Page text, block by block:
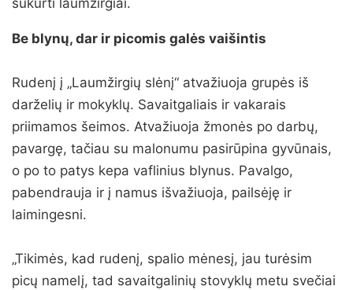
sukurti laumžirgiai.
Be blynų, dar ir picomis galės vaišintis
Rudenį į „Laumžirgių slėnį“ atvažiuoja grupės iš
darželių ir mokyklų. Savaitgaliais ir vakarais
priimamos šeimos. Atvažiuoja žmonės po darbų,
pavargę, tačiau su malonumu pasirūpina gyvūnais,
o po to patys kepa vaflinius blynus. Pavalgo,
pabendrauja ir į namus išvažiuoja, pailsėję ir
laimingesni.
„Tikimės, kad rudenį, spalio mėnesį, jau turėsim
picų namelį, tad savaitgalinių stovyklų metu svečiai